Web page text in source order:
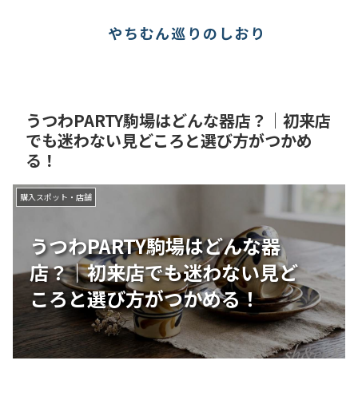
やちむん巡りのしおり
うつわPARTY駒場はどんな器店？｜初来店
でも迷わない見どころと選び方がつかめ
る！
うつわPARTY駒場はどんな器
店？｜初来店でも迷わない見ど
ころと選び方がつかめる！
購入スポット・店舗